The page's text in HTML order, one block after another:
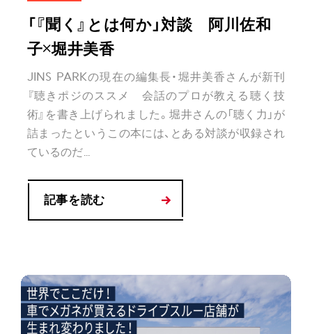
「『聞く』とは何か」対談 阿川佐和
子×堀井美香
JINS PARKの現在の編集長・堀井美香さんが新刊
『聴きポジのススメ 会話のプロが教える聴く技
術』を書き上げられました。堀井さんの「聴く力」が
詰まったというこの本には、とある対談が収録され
ているのだ...
記事を読む